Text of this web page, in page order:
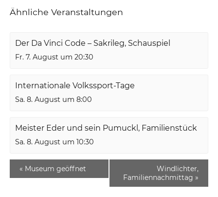
Ähnliche Veranstaltungen
Der Da Vinci Code – Sakrileg, Schauspiel
Fr. 7. August um 20:30
Internationale Volkssport-Tage
Sa. 8. August um 8:00
Meister Eder und sein Pumuckl, Familienstück
Sa. 8. August um 10:30
« Museum geöffnet
Windlichter,
Familiennachmittag »